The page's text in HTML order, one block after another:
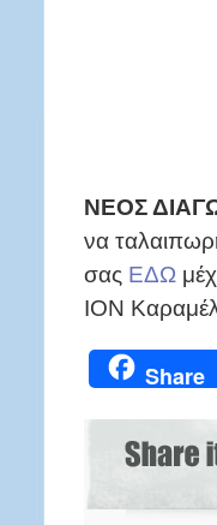
ΝΕΟΣ
να
σας EΔΩ
ΙΟΝ
Share